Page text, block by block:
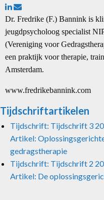
Dr. Fredrike (F.) Bannink is
jeugdpsycholoog specialist
(Vereniging voor
een praktijk voor therapie,
Amsterdam.
www.fredrikebannink.com
Tijdschriftartikelen
Tijdschrift: Tijdschrift 3
Artikel:
gedragstherapie
Tijdschrift: Tijdschrift 2
Artikel: De